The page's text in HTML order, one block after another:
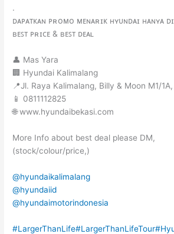
.
ᴅᴀᴘᴀᴛᴋᴀɴ ᴘʀᴏᴍᴏ ᴍᴇɴᴀʀɪᴋ ʜʏᴜɴᴅᴀɪ ʜᴀɴʏᴀ
ʙᴇꜱᴛ ᴘʀɪᴄᴇ & ʙᴇꜱᴛ ᴅᴇᴀʟ
👤 Mas Yara
🏢 Hyundai Kalimalang
📍Jl. Raya Kalimalang, Billy & Moon M1/
📱 0811112825
🌐 www.hyundaibekasi.com
More Info about best deal please DM,
(stock/colour/price,)
@hyundaikalimalang
@hyundaiid
@hyundaimotorindonesia
#LargerThanLife#LargerThanLifeTour